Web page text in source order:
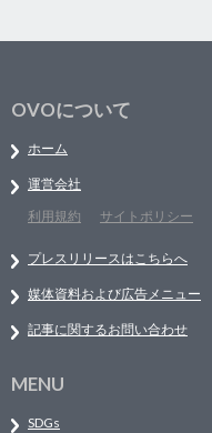
OVOについて
ホーム
運営会社
利用規約
サイトポリシー
プレスリリースはこちらへ
媒体資料および広告メニュー
記事に関するお問い合わせ
MENU
SDGs